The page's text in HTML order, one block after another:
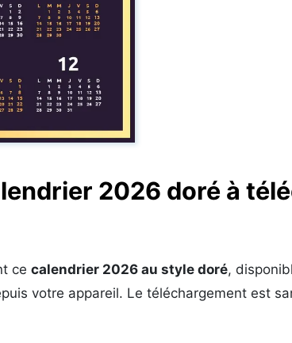
2026 doré à
ce calendrier 2026 au style doré,
votre appareil. Le téléchargement est